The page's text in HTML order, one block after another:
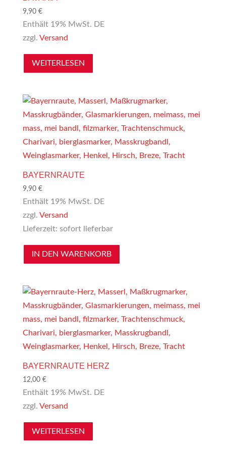
9,90 €
Enthält 19% MwSt. DE
zzgl. Versand
WEITERLESEN
BAYERNRAUTE
9,90 €
Enthält 19% MwSt. DE
zzgl. Versand
Lieferzeit: sofort lieferbar
IN DEN WARENKORB
BAYERNRAUTE HERZ
12,00 €
Enthält 19% MwSt. DE
zzgl. Versand
WEITERLESEN